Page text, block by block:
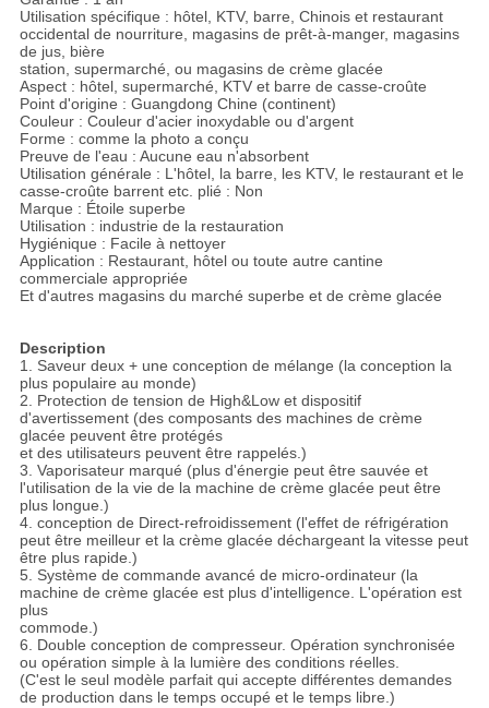
Utilisation spécifique : hôtel, KTV, barre, Chinois et restaurant
occidental de nourriture, magasins de prêt-à-manger, magasins
de jus, bière
station, supermarché, ou magasins de crème glacée
Aspect : hôtel, supermarché, KTV et barre de casse-croûte
Point d'origine : Guangdong Chine (continent)
Couleur : Couleur d'acier inoxydable ou d'argent
Forme : comme la photo a conçu
Preuve de l'eau : Aucune eau n'absorbent
Utilisation générale : L'hôtel, la barre, les KTV, le restaurant et le
casse-croûte barrent etc. plié : Non
Marque : Étoile superbe
Utilisation : industrie de la restauration
Hygiénique : Facile à nettoyer
Application : Restaurant, hôtel ou toute autre cantine
commerciale appropriée
Et d'autres magasins du marché superbe et de crème glacée
Description
1. Saveur deux + une conception de mélange (la conception la
plus populaire au monde)
2. Protection de tension de High&Low et dispositif
d'avertissement (des composants des machines de crème
glacée peuvent être protégés
et des utilisateurs peuvent être rappelés.)
3. Vaporisateur marqué (plus d'énergie peut être sauvée et
l'utilisation de la vie de la machine de crème glacée peut être
plus longue.)
4. conception de Direct-refroidissement (l'effet de réfrigération
peut être meilleur et la crème glacée déchargeant la vitesse peut
être plus rapide.)
5. Système de commande avancé de micro-ordinateur (la
machine de crème glacée est plus d'intelligence. L'opération est
plus
commode.)
6. Double conception de compresseur. Opération synchronisée
ou opération simple à la lumière des conditions réelles.
(C'est le seul modèle parfait qui accepte différentes demandes
de production dans le temps occupé et le temps libre.)